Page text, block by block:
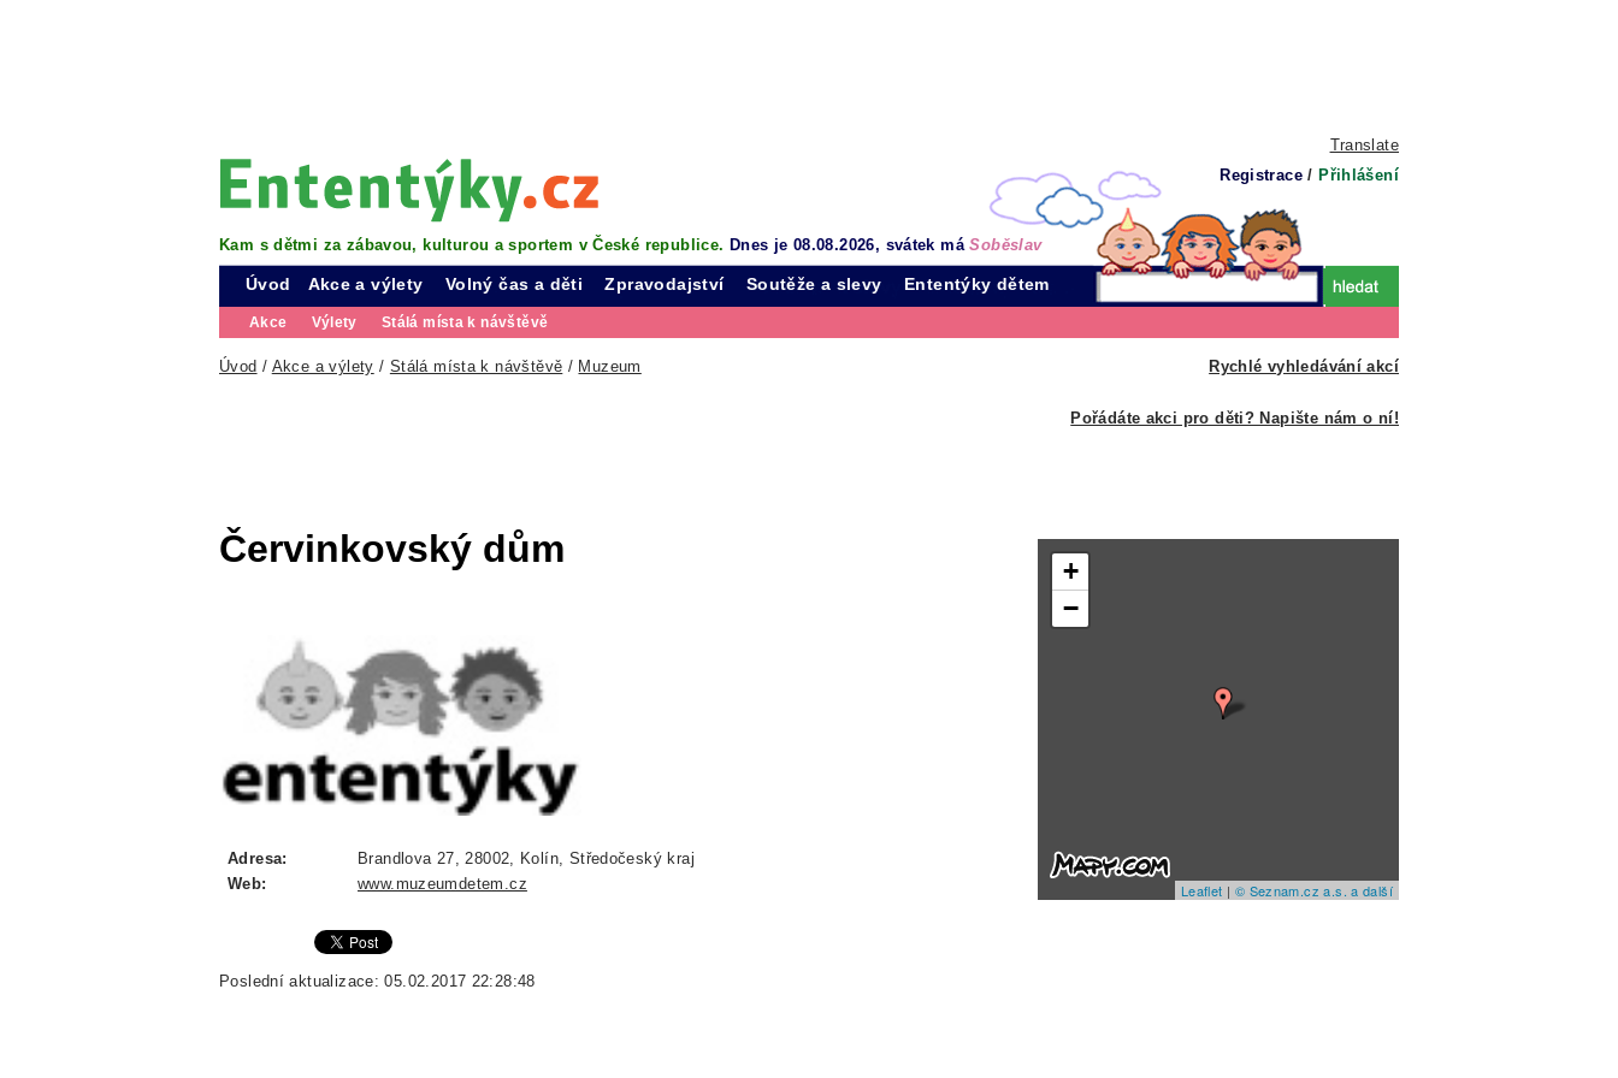
Translate
Registrace / Přihlášení
Kam s dětmi za zábavou, kulturou a sportem v České republice. Dnes je 08.08.2026, svátek máSoběslav
Úvod Akce a výlety
Akce Výlety Stálá místa k návštěvě
Volný čas a děti Zpravodajství Soutěže a slevy Ententýky dětem
Rychlé vyhledávání akcí
Úvod / Akce a výlety / Stálá místa k návštěvě / Muzeum
Pořádáte akci pro děti? Napište nám o ní!
Červinkovský dům
Adresa:
Brandlova 27, 28002, Kolín, Středočeský kraj
Web:
www.muzeumdetem.cz
Poslední aktualizace: 05.02.2017 22:28:48
+
−
Leaflet | © Seznam.cz a.s. a další